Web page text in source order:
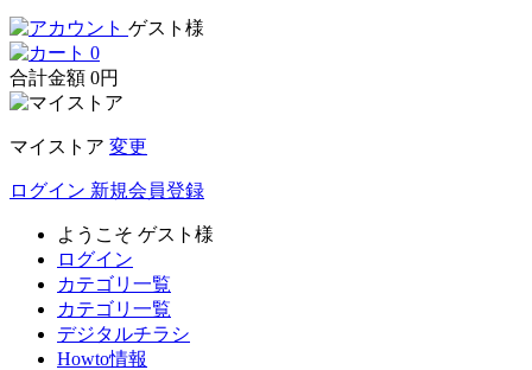
ゲスト様
0
合計金額 0円
マイストア 変更
ログイン 新規会員登録
ようこそ ゲスト様
ログイン
カテゴリ一覧
カテゴリ一覧
デジタルチラシ
Howto情報